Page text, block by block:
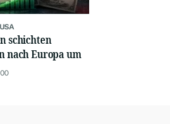
schichten
nach Europa um